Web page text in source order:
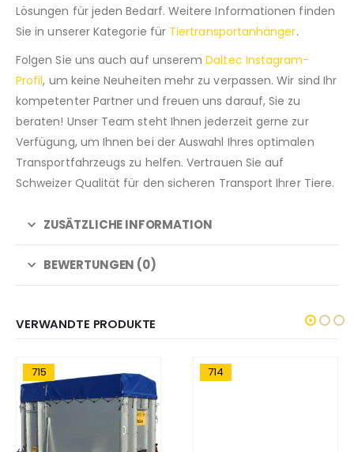
Lösungen für jeden Bedarf. Weitere Informationen finden
Sie in unserer Kategorie für Tiertransportanhänger.
Folgen Sie uns auch auf unseremDaltec Instagram-
Profil, um keine Neuheiten mehr zu verpassen. Wir sind Ihr
kompetenter Partner und freuen uns darauf, Sie zu
beraten! Unser Team steht Ihnen jederzeit gerne zur
Verfügung, um Ihnen bei der Auswahl Ihres optimalen
Transportfahrzeugs zu helfen. Vertrauen Sie auf
Schweizer Qualität für den sicheren Transport Ihrer Tiere.
ZUSÄTZLICHE INFORMATION
BEWERTUNGEN (0)
VERWANDTE PRODUKTE
715 714